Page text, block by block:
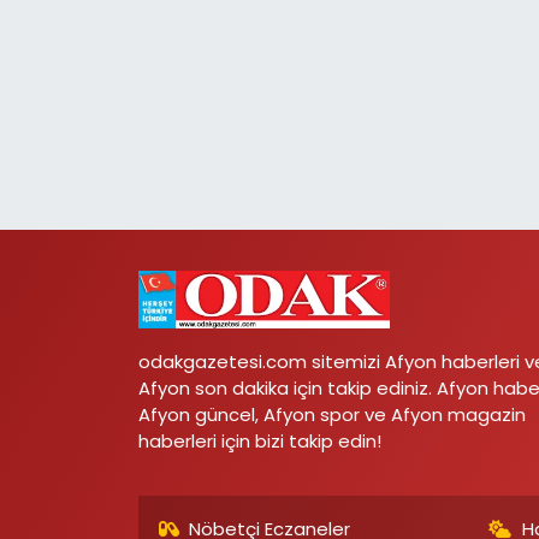
odakgazetesi.com sitemizi Afyon haberleri
Afyon son dakika için takip ediniz. Afyon
Afyon güncel, Afyon spor ve Afyon magazin
haberleri için bizi takip edin!
Nöbetçi Eczaneler